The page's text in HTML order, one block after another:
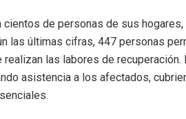
cientos de personas de sus
las últimas cifras, 447 personas
las labores de
asistencia a los afectados,